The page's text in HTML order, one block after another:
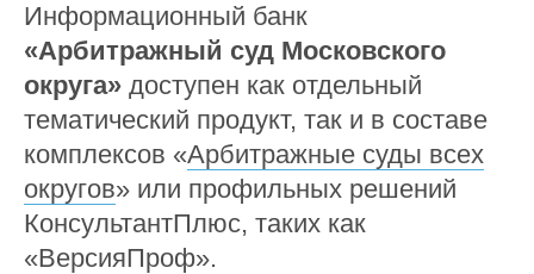
Информационный банк
«Арбитражный суд Московского
округа» доступен как отдельный
тематический продукт, так и в составе
комплексов «Арбитражные суды всех
округов» или профильных решений
КонсультантПлюс, таких как
«ВерсияПроф».